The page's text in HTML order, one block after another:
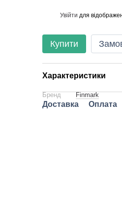
Увійти для
Купити
Характеристики
Бренд Finmark
Доставка Оплата